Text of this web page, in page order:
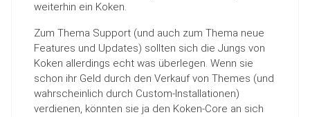
weiterhin ein Koken.
Zum Thema Support (und auch zum Thema neue
Features und Updates) sollten sich die Jungs von
Koken allerdings echt was überlegen. Wenn sie
schon ihr Geld durch den Verkauf von Themes (und
wahrscheinlich durch Custom-Installationen)
verdienen, könnten sie ja den Koken-Core an sich